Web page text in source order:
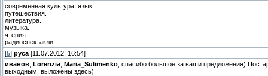
совремённая культура, язык.
путешествия.
литература.
музыка.
чтения.
радиоспектакли.
[5] pyca [11.07.2012, 16:54]
иванов
Lorenzia Maria_Sulimenko , спасибо большое за ваши предложения)
выходным, выложены здесь)